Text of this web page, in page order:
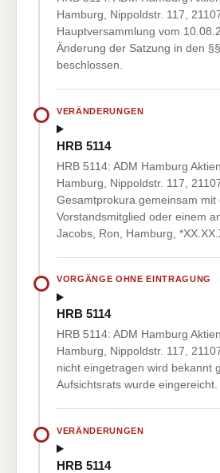
Hamburg, Nippoldstr. 117,
Hauptversammlung vom
Änderung der Satzung in den
beschlossen.
VERÄNDERUNGEN
HRB 5114
HRB 5114: ADM Hamburg
Hamburg, Nippoldstr. 117,
Gesamtprokura gemeinsam mit
Vorstandsmitglied oder einem
Jacobs, Ron, Hamburg,
VORGÄNGE OHNE EINTRAGUNG
HRB 5114
HRB 5114: ADM Hamburg
Hamburg, Nippoldstr. 117,
nicht eingetragen wird bekannt
Aufsichtsrats wurde eingereicht.
VERÄNDERUNGEN
HRB 5114